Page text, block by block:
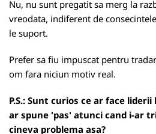
Nu, nu sunt pregatit sa merg la
vreodata, indiferent de
le suport.
Prefer sa fiu impuscat pentru
om fara niciun motiv real.
P.S.: Sunt curios ce ar face
ar spune 'pas' atunci cand i-ar
cineva problema asa?